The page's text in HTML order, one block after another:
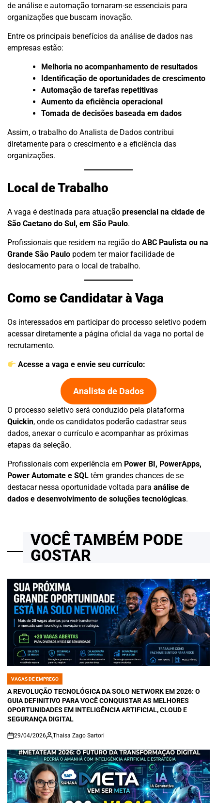
de análise e automação tornaram-se essenciais para
organizações que buscam inovação.
Entre os principais benefícios da análise de dados nas
empresas estão:
Melhoria no acompanhamento de resultados
Identificação de oportunidades de crescimento
Automação de tarefas repetitivas
Aumento da eficiência operacional
Tomada de decisões baseada em dados
Assim, o trabalho do Analista de Dados contribui
diretamente para o crescimento e a eficiência das
organizações.
Local de Trabalho
A vaga é destinada para atuação presencial na cidade de
São Caetano do Sul, em São Paulo.
Profissionais que residem na região do ABC Paulista ou na
Grande São Paulo podem ter maior facilidade de
deslocamento para o local de trabalho.
Como se Candidatar à Vaga
Os interessados em participar do processo seletivo podem
acessar diretamente a página oficial da vaga no portal de
recrutamento.
Acesse a vaga e envie seu currículo:
Analista de Dados
O processo seletivo será conduzido pela plataforma
Quickin, onde os candidatos poderão cadastrar seus
dados, anexar o currículo e acompanhar as próximas
etapas da seleção.
Profissionais com experiência em Power BI, PowerApps,
Power Automate e SQL têm grandes chances de se
destacar nessa oportunidade voltada para análise de
dados e desenvolvimento de soluções tecnológicas.
VOCÊ TAMBÉM PODE
GOSTAR
POSTED
IN
VAGAS DE EMPREGO
A REVOLUÇÃO TECNOLÓGICA DA SOLO NETWORK EM 2026: O
GUIA DEFINITIVO PARA VOCÊ CONQUISTAR AS MELHORES
OPORTUNIDADES EM INTELIGÊNCIA ARTIFICIAL, CLOUD E
SEGURANÇA DIGITAL
on
29/04/2026 Thaisa Zago Sartori